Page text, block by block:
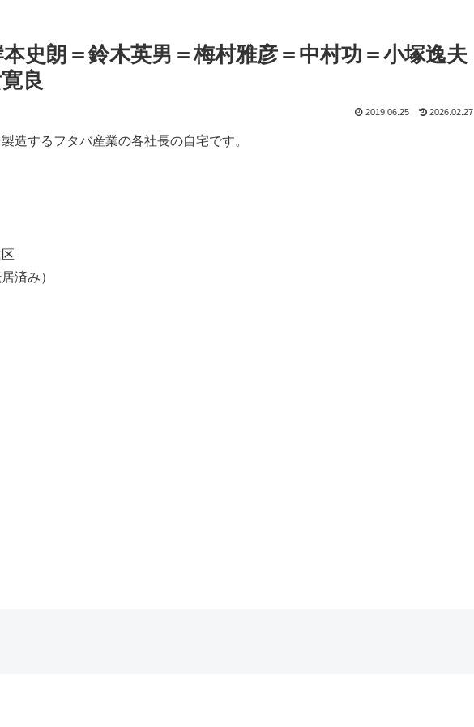
本史朗＝鈴木英男＝梅村雅彦＝中村功＝小塚逸夫
良
2019.06.25 2026.02.27
造するフタバ産業の各社長の自宅です。
済み）